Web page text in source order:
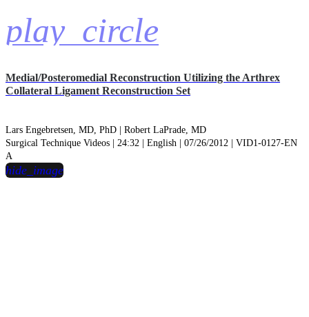
play_circle
Medial/Posteromedial Reconstruction Utilizing the Arthrex
Collateral Ligament Reconstruction Set
Lars Engebretsen, MD, PhD | Robert LaPrade, MD
Surgical Technique Videos | 24:32 | English | 07/26/2012 | VID1-0127-EN
A
hide_image